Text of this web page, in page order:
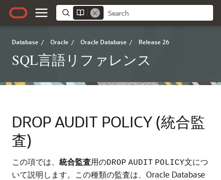
Database / Oracle / Oracle Database / Release 26
SQL言語リファレンス
DROP AUDIT POLICY (統合監
査)
この項では、 統合監査用のDROP AUDIT POLICY文につ
いて説明します。この種類の監査は、Oracle Database